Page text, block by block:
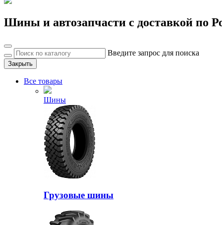
Шины и автозапчасти с доставкой по
Введите запрос для поиска
Закрыть
Все товары
Шины
Грузовые шины